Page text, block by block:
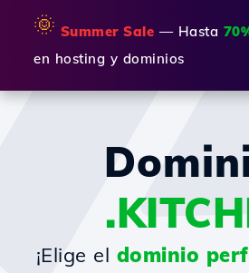
🌞 Summer Sale — Hasta
en hosting y dominios
¡Elige el dominio